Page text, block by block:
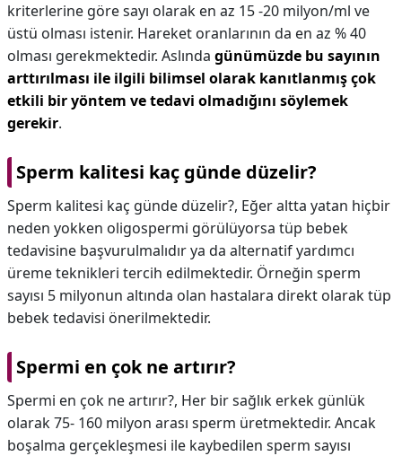
kriterlerine göre sayı olarak en az 15 -20 milyon/ml ve
üstü olması istenir. Hareket oranlarının da en az % 40
olması gerekmektedir. Aslında günümüzde bu sayının
arttırılması ile ilgili bilimsel olarak kanıtlanmış çok
etkili bir yöntem ve tedavi olmadığını söylemek
gerekir.
Sperm kalitesi kaç günde düzelir?
Sperm kalitesi kaç günde düzelir?, Eğer altta yatan hiçbir
neden yokken oligospermi görülüyorsa tüp bebek
tedavisine başvurulmalıdır ya da alternatif yardımcı
üreme teknikleri tercih edilmektedir. Örneğin sperm
sayısı 5 milyonun altında olan hastalara direkt olarak tüp
bebek tedavisi önerilmektedir.
Spermi en çok ne artırır?
Spermi en çok ne artırır?, Her bir sağlık erkek günlük
olarak 75- 160 milyon arası sperm üretmektedir. Ancak
boşalma gerçekleşmesi ile kaybedilen sperm sayısı